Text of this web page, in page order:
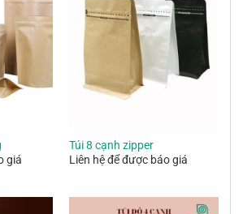
giá
Túi 8 cạnh zipper
Liên hệ để được báo giá